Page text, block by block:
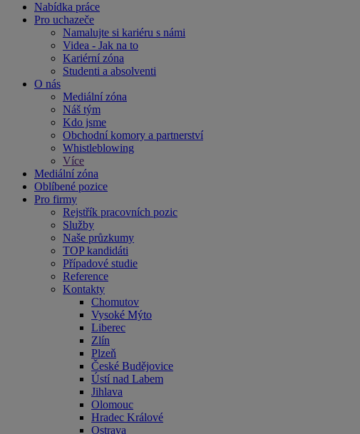
Nabídka práce
Pro uchazeče
Namalujte si kariéru s námi
Videa - Jak na to
Kariérní zóna
Studenti a absolventi
O nás
Mediální zóna
Náš tým
Kdo jsme
Obchodní komory a partnerství
Whistleblowing
Více
Mediální zóna
Oblíbené pozice
Pro firmy
Rejstřík pracovních pozic
Služby
Naše průzkumy
TOP kandidáti
Případové studie
Reference
Kontakty
Chomutov
Vysoké Mýto
Liberec
Zlín
Plzeň
České Budějovice
Ústí nad Labem
Jihlava
Olomouc
Hradec Králové
Ostrava